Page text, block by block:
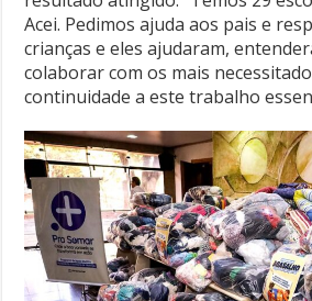
Acei. Pedimos ajuda aos pais e
crianças e eles ajudaram,
colaborar com os mais
continuidade a este trabalho